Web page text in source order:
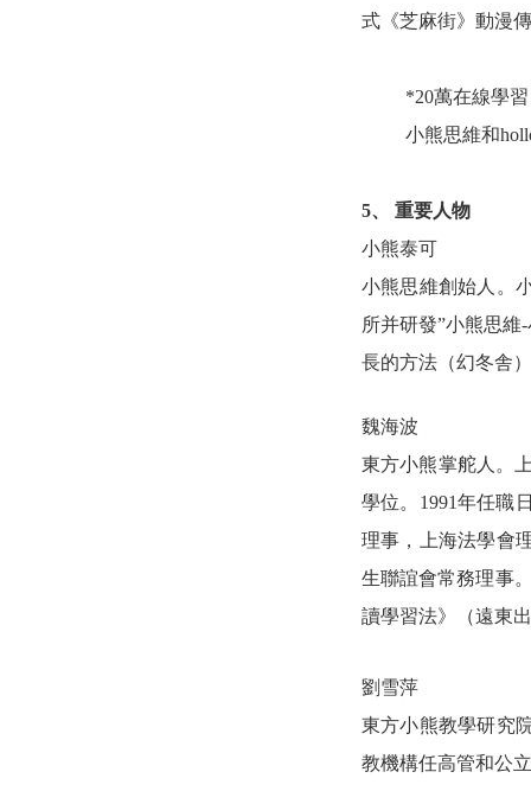
式《芝麻街》動漫
*20萬在線學習
小熊思維和
5、 重要人物
小熊泰可
小熊思維創始人。
所并研發”小熊思維
長的方法（幻冬舎
魏海波
東方小熊掌舵人。
學位。1991年任職
理事，上海法學會
生聯誼會常務理事
讀學習法》（遠東
劉雪萍
東方小熊教學研究
教機構任高管和公